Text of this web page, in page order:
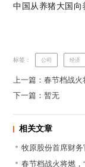
中国从养猪大国向
标签： 公司 经济
上一篇：春节档战火
下一篇：暂无
相关文章
牧原股份首席财
春节档战火将燃